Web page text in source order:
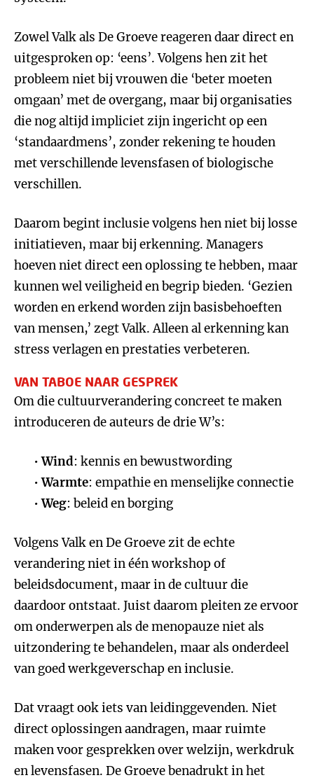
Zowel Valk als De Groeve reageren daar direct en
uitgesproken op: ‘eens’. Volgens hen zit het
probleem niet bij vrouwen die ‘beter moeten
omgaan’ met de overgang, maar bij organisaties
die nog altijd impliciet zijn ingericht op een
‘standaardmens’, zonder rekening te houden
met verschillende levensfasen of biologische
verschillen.
Daarom begint inclusie volgens hen niet bij losse
initiatieven, maar bij erkenning. Managers
hoeven niet direct een oplossing te hebben, maar
kunnen wel veiligheid en begrip bieden. ‘Gezien
worden en erkend worden zijn basisbehoeften
van mensen,’ zegt Valk. Alleen al erkenning kan
stress verlagen en prestaties verbeteren.
VAN TABOE NAAR GESPREK
Om die cultuurverandering concreet te maken
introduceren de auteurs de drie W’s:
Wind: kennis en bewustwording
Warmte: empathie en menselijke connectie
Weg: beleid en borging
Volgens Valk en De Groeve zit de echte
verandering niet in één workshop of
beleidsdocument, maar in de cultuur die
daardoor ontstaat. Juist daarom pleiten ze ervoor
om onderwerpen als de menopauze niet als
uitzondering te behandelen, maar als onderdeel
van goed werkgeverschap en inclusie.
Dat vraagt ook iets van leidinggevenden. Niet
direct oplossingen aandragen, maar ruimte
maken voor gesprekken over welzijn, werkdruk
en levensfasen. De Groeve benadrukt in het